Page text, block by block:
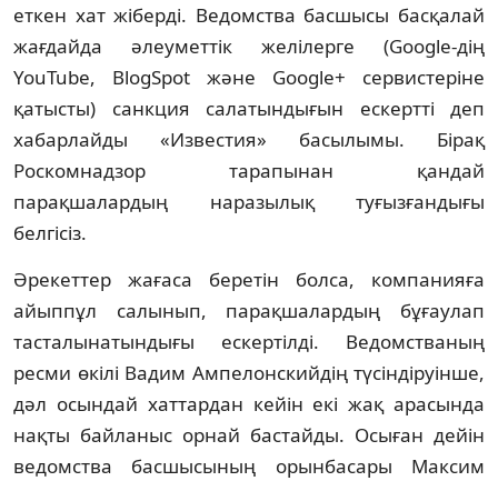
еткен хат жіберді. Ведомства басшысы басқалай
жағдайда әлеуметтік желілерге (Google-дің
YouTube, BlogSpot және Google+ сервистеріне
қатысты) санкция салатындығын ескертті деп
хабарлайды «Известия» басылымы. Бірақ
Роскомнадзор тарапынан қандай
парақшалардың наразылық туғызғандығы
белгісіз.
Әрекеттер жағаса беретін болса, компанияға
айыппұл салынып, парақшалардың бұғаулап
тасталынатындығы ескертілді. Ведомстваның
ресми өкілі Вадим Ампелонскийдің түсіндіруінше,
дәл осындай хаттардан кейін екі жақ арасында
нақты байланыс орнай бастайды. Осыған дейін
ведомства басшысының орынбасары Максим